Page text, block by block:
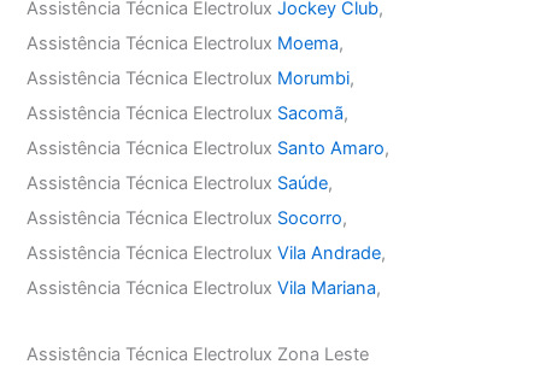
Assistência Técnica ElectroluxJockey Club,
Assistência Técnica Electrolux Moema,
Assistência Técnica Electrolux Morumbi,
Assistência Técnica Electrolux Sacomã,
Assistência Técnica Electrolux Santo Amaro,
Assistência Técnica Electrolux Saúde,
Assistência Técnica Electrolux Socorro,
Assistência Técnica ElectroluxVila Andrade,
Assistência Técnica ElectroluxVila Mariana,
Assistência Técnica Electrolux Zona Leste